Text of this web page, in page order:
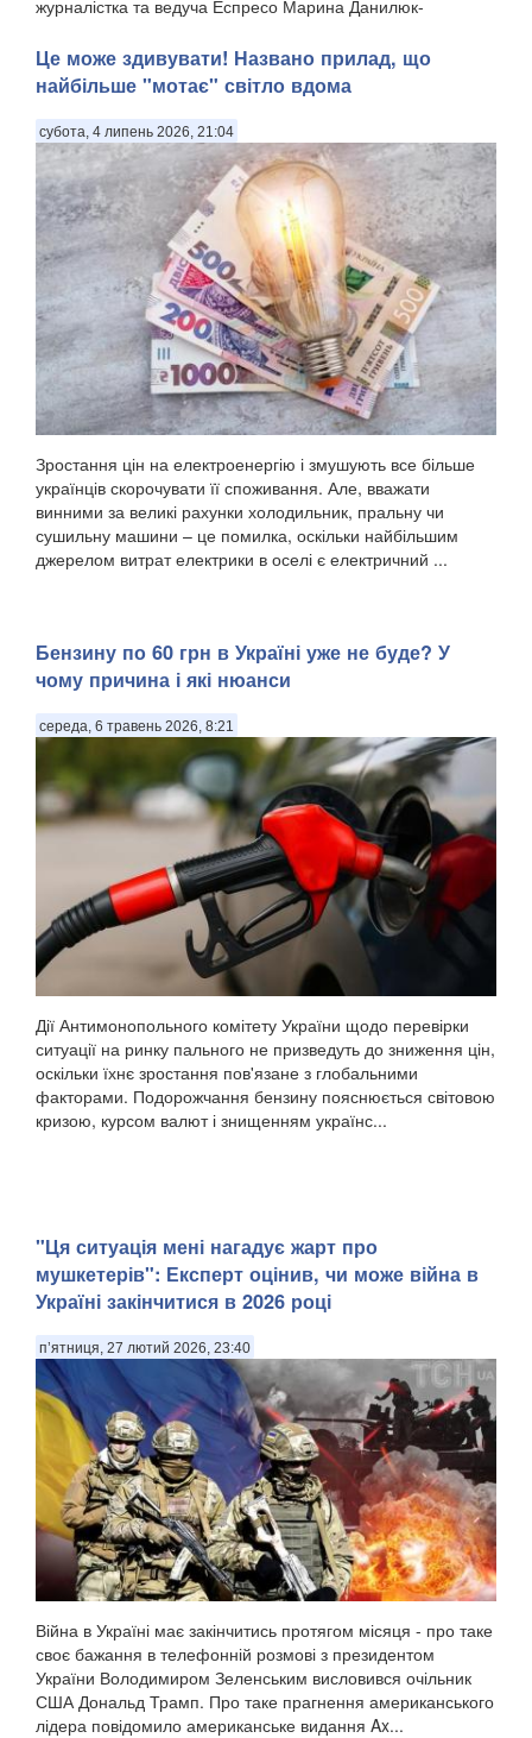
журналістка та ведуча Еспресо Марина Данилюк-
Це може здивувати! Названо прилад, що
найбільше "мотає" світло вдома
субота, 4 липень 2026, 21:04
Зростання цін на електроенергію і змушують все більше
українців скорочувати її споживання. Але, вважати
винними за великі рахунки холодильник, пральну чи
сушильну машини – це помилка, оскільки найбільшим
джерелом витрат електрики в оселі є електричний ...
Бензину по 60 грн в Україні уже не буде? У
чому причина і які нюанси
середа, 6 травень 2026, 8:21
Дії Антимонопольного комітету України щодо перевірки
ситуації на ринку пального не призведуть до зниження цін,
оскільки їхнє зростання пов'язане з глобальними
факторами. Подорожчання бензину пояснюється світовою
кризою, курсом валют і знищенням українс...
"Ця ситуація мені нагадує жарт про
мушкетерів": Експерт оцінив, чи може війна в
Україні закінчитися в 2026 році
п’ятниця, 27 лютий 2026, 23:40
Війна в Україні має закінчитись протягом місяця - про таке
своє бажання в телефонній розмові з президентом
України Володимиром Зеленським висловився очільник
США Дональд Трамп. Про таке прагнення американського
лідера повідомило американське видання Ax...